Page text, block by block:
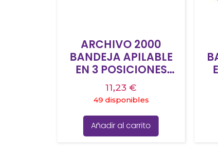
ARCHIVO 2000
BANDEJA APILABLE
EN 3 POSICIONES
FONDO LISO DIN A4 Y
FOLIO 345X255X60
MM LAGOON
TRASLÚCIDO
11,23 €
49 disponibles
Añadir al carrito